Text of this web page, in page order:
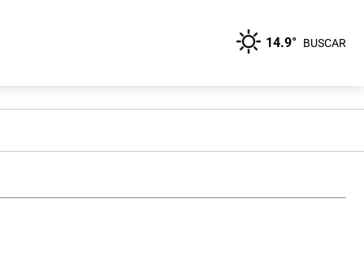
14.9° BUSCAR